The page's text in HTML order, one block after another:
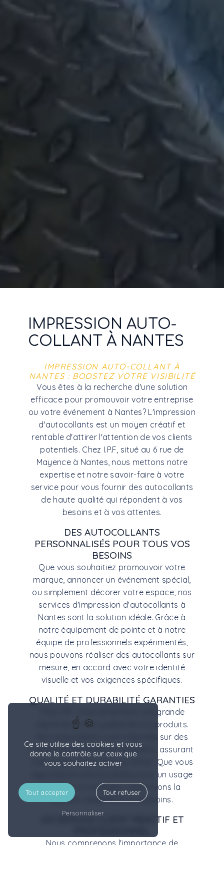
IMPRESSION AUTO-
COLLANT À NANTES
IMPRESSION AUTO-COLLANT À
NANTES : BOOSTEZ VOTRE VISIBILITÉ
Vous êtes à la recherche d'une solution
efficace pour promouvoir votre entreprise
ou votre événement à Nantes? L'impression
d'autocollants est un moyen créatif et
rentable d'attirer l'attention de vos clients
potentiels. Chez I.P.F, situé au 6 rue de
Mayence à Nantes, nous mettons notre
expertise et notre savoir-faire à votre
service pour vous fournir des autocollants
de haute qualité qui répondent à vos
besoins et à vos attentes.
DES AUTOCOLLANTS
PERSONNALISÉS POUR TOUS VOS
BESOINS
Que vous souhaitiez promouvoir votre
marque, annoncer un événement spécial,
ou simplement décorer votre espace, nos
services d'impression d'autocollants à
Nantes sont la solution idéale. Grâce à
notre équipement de pointe et à notre
équipe de professionnels expérimentés,
nous pouvons réaliser des autocollants sur
mesure, en accord avec votre identité
visuelle et vos exigences spécifiques.
QUALITÉ ET DURABILITÉ GARANTIES
Chez I.P.F, nous attachons une grande
importance à la qualité de nos produits.
Nos autocollants sont imprimés sur des
matériaux durables et résistants, assurant
une longue tenue dans le temps. Que vous
ayez besoin d'autocollants pour un usage
intérieur ou extérieur, nous avons la
solution adaptée à vos besoins.
UN SERVICE CLIENT RÉACTIF ET
Nous comprenons l'importance de
Ce site utilise des cookies et vous
donne le contrôle sur ceux que
vous souhaitez activer
Tout accepter Tout refuser
Personnaliser